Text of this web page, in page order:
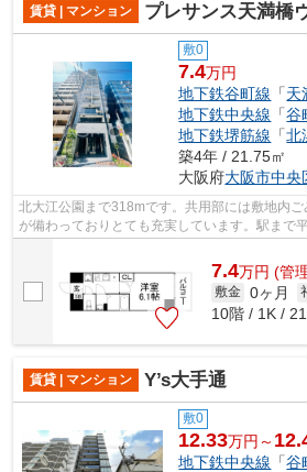
賃貸 | マンション プレサンス天満橋
敷0
7.4万円
地下鉄谷町線 「天
地下鉄中央線 「谷
地下鉄堺筋線 「北
築4年 / 21.75㎡
大阪府大阪市中央
北大江公園まで318mです。共用部には敷地内
が備わっておりとても充実しています。駅まで
7.4万円 (管
敷金 0ヶ月
10階 / 1K /
賃貸 | マンション Y’s大手通
敷0
12.33万円～
地下鉄中央線 「谷